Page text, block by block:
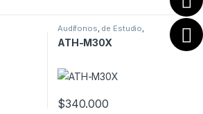
Audífonos, de Estudio,
ATH-M30X
$340.000